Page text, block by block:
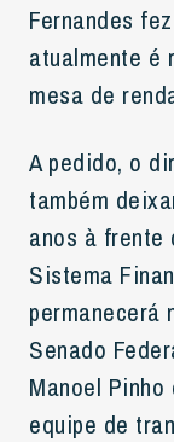
Fernandes
atualmente é
mesa de
A pedido, o
também
anos à
Sistema
permanecerá
Senado
Manoel
equipe de